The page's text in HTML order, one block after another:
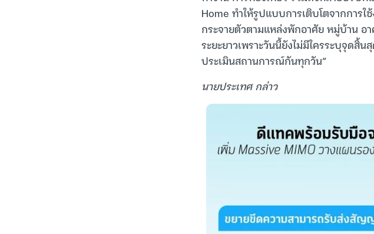
Home ทำให้รูปแบบการเติบโตจากการใ
กระจายตัวตามแหล่งพักอาศัย หมู่บ้าน อ
ระยะยาวเพราะวันนี้ยังไม่มีใครระบุจุดสิ้
ประเมินสถานการณ์กันทุกวัน”
นายประเทศ กล่าว